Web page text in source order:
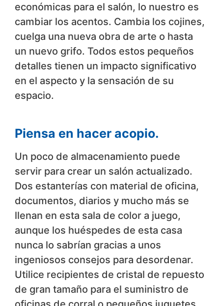
económicas para el salón, lo nuestro es
cambiar los acentos. Cambia los cojines,
cuelga una nueva obra de arte o hasta
un nuevo grifo. Todos estos pequeños
detalles tienen un impacto significativo
en el aspecto y la sensación de su
espacio.
Piensa en hacer acopio.
Un poco de almacenamiento puede
servir para crear un salón actualizado.
Dos estanterías con material de oficina,
documentos, diarios y mucho más se
llenan en esta sala de color a juego,
aunque los huéspedes de esta casa
nunca lo sabrían gracias a unos
ingeniosos consejos para desordenar.
Utilice recipientes de cristal de repuesto
de gran tamaño para el suministro de